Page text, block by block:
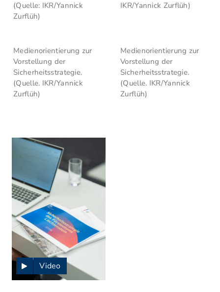
(Quelle: IKR/Yannick
Zurflüh)
IKR/Yannick Zurflüh)
Medienorientierung zur
Vorstellung der
Sicherheitsstrategie.
(Quelle. IKR/Yannick
Zurflüh)
Medienorientierung zur
Vorstellung der
Sicherheitsstrategie.
(Quelle. IKR/Yannick
Zurflüh)
Video